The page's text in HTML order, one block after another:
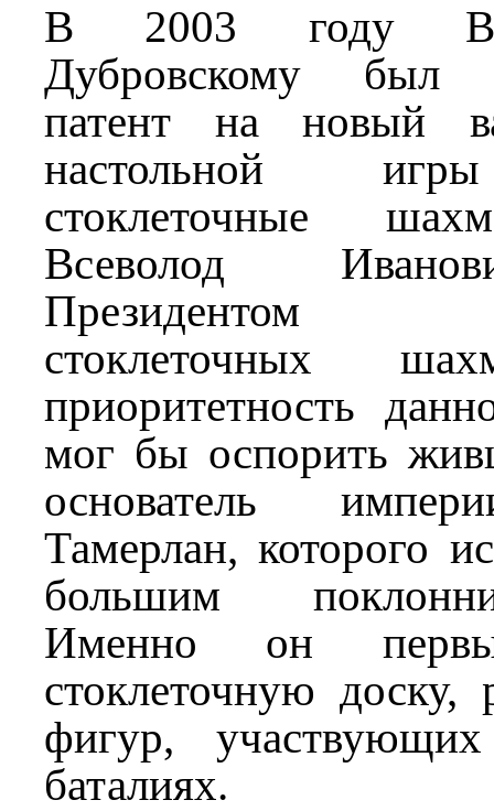
В 2003 году
Дубровскому был
патент на новый
настольной
стоклеточные
Всеволод
Президентом
стоклеточных
приоритетность
мог бы оспорить
основатель
Тамерлан, которого
большим
Именно он
стоклеточную доску,
фигур,
баталиях.